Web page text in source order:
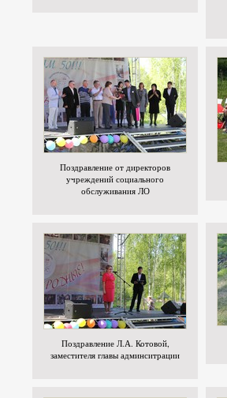
Поздравление от директоров
учреждений социального
обслуживания ЛО
Поздравление Л.А. Котовой,
заместителя главы админситрации